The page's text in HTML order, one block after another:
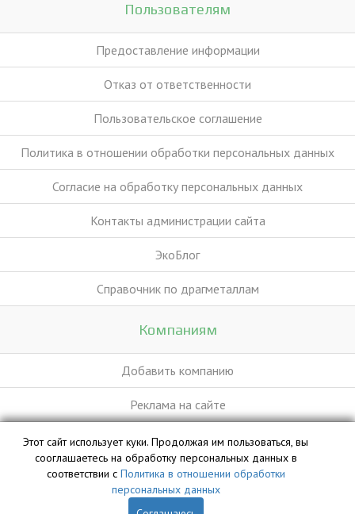
Пользователям
Предоставление информации
Отказ от ответственности
Пользовательское соглашение
Политика в отношении обработки персональных данных
Согласие на обработку персональных данных
Контакты администрации сайта
ЭкоБлог
Справочник по драгметаллам
Компаниям
Добавить компанию
Реклама на сайте
База данных сайта vyvoz.org является интеллектуальной
собственностью ООО «Профит» и охраняется законом.
Этот сайт использует куки. Продолжая им пользоваться, вы
сооглашаетесь на обработку персональных данных в
соответствии с Политика в отношении обработки
персональных данных